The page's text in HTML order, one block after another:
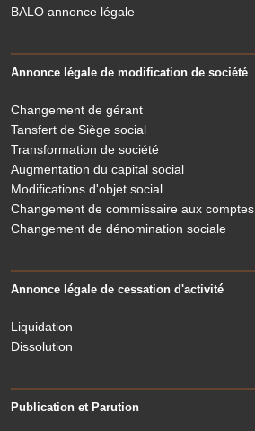
BALO annonce légale
Annonce légale de modification de société
Changement de gérant
Tansfert de Siège social
Transformation de société
Augmentation du capital social
Modifications d'objet social
Changement de commissaire aux comptes
Changement de dénomination sociale
Annonce légale de cessation d'activité
Liquidation
Dissolution
Publication et Parution